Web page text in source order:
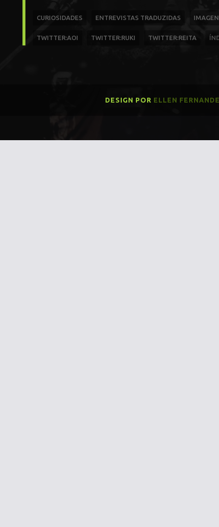
CURIOSIDADES ENTREVISTAS TRADUZIDAS
TWITTER:AOI TWITTER:RUKI TWITTER:REITA
DESIGN POR ELLEN